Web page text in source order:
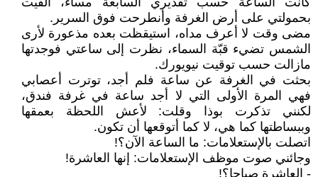
بحمولتي على أرض الغرفة وأنطرحت فوق السرير.
مضى وقت لا أعرف مداه، استيقظت بعده مذعورة لأرى
الشمس تضيء قبّة السماء، نظرت إلى ساعتي فوجدتها
مازالت حسب توقيت نيويورك.
بحثت في الغرفة عن ساعة فلم أجد، توترت أعصابي
فهي المرة الأولى التي لا أجد ساعة في غرفة فندق،
لكنني تذكرت بوذا وقلت: لأعش اللحظة بعمقها
وببساطتها كما هي، لا كما أتوقعها أن تكون.
اتصلت بالإستعلامات: ما الساعة الآن؟!
وجائني صوت موظف الإستعلامات: إنها العاشرة!
- العاشرة صباحا؟!